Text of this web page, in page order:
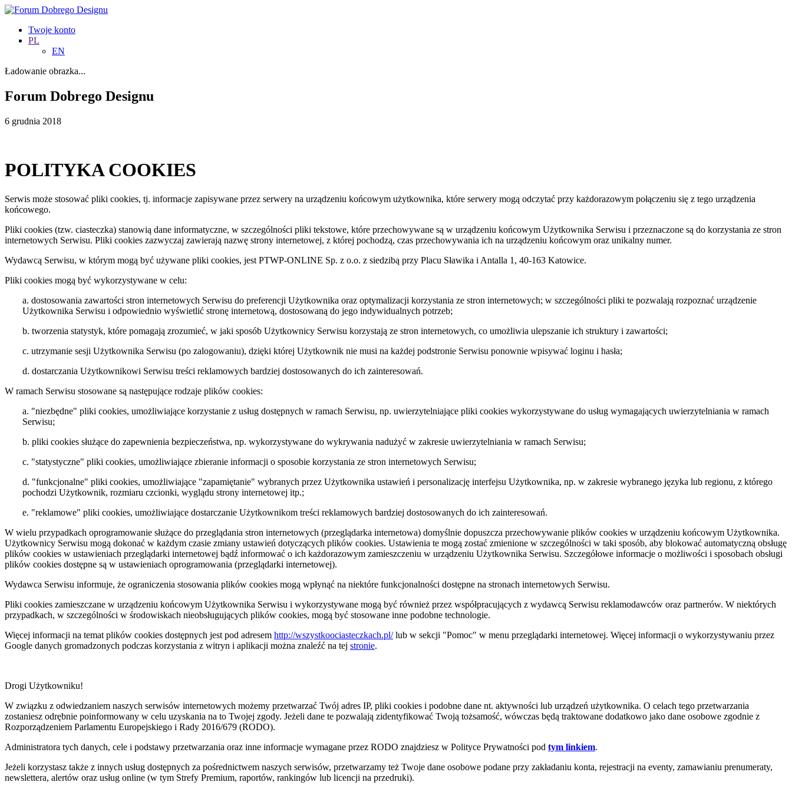
Twoje konto
PL
EN
Ładowanie obrazka...
Forum Dobrego Designu
6 grudnia 2018
POLITYKA COOKIES
Serwis może stosować pliki cookies, tj. informacje zapisywane przez serwery na urządzeniu końcowym użytkownika, które serwery mogą odczytać przy każdorazowym połączeniu się z tego urządzenia
końcowego.
Pliki cookies (tzw. ciasteczka) stanowią dane informatyczne, w szczególności pliki tekstowe, które przechowywane są w urządzeniu końcowym Użytkownika Serwisu i przeznaczone są do korzystania ze stron
internetowych Serwisu. Pliki cookies zazwyczaj zawierają nazwę strony internetowej, z której pochodzą, czas przechowywania ich na urządzeniu końcowym oraz unikalny numer.
Wydawcą Serwisu, w którym mogą być używane pliki cookies, jest PTWP-ONLINE Sp. z o.o. z siedzibą przy Placu Sławika i Antalla 1, 40-163 Katowice.
Pliki cookies mogą być wykorzystywane w celu:
a. dostosowania zawartości stron internetowych Serwisu do preferencji Użytkownika oraz optymalizacji korzystania ze stron internetowych; w szczególności pliki te pozwalają rozpoznać urządzenie
Użytkownika Serwisu i odpowiednio wyświetlić stronę internetową, dostosowaną do jego indywidualnych potrzeb;
b. tworzenia statystyk, które pomagają zrozumieć, w jaki sposób Użytkownicy Serwisu korzystają ze stron internetowych, co umożliwia ulepszanie ich struktury i zawartości;
c. utrzymanie sesji Użytkownika Serwisu (po zalogowaniu), dzięki której Użytkownik nie musi na każdej podstronie Serwisu ponownie wpisywać loginu i hasła;
d. dostarczania Użytkownikowi Serwisu treści reklamowych bardziej dostosowanych do ich zainteresowań.
W ramach Serwisu stosowane są następujące rodzaje plików cookies:
a. "niezbędne" pliki cookies, umożliwiające korzystanie z usług dostępnych w ramach Serwisu, np. uwierzytelniające pliki cookies wykorzystywane do usług wymagających uwierzytelniania w ramach
Serwisu;
b. pliki cookies służące do zapewnienia bezpieczeństwa, np. wykorzystywane do wykrywania nadużyć w zakresie uwierzytelniania w ramach Serwisu;
c. "statystyczne" pliki cookies, umożliwiające zbieranie informacji o sposobie korzystania ze stron internetowych Serwisu;
d. "funkcjonalne" pliki cookies, umożliwiające "zapamiętanie" wybranych przez Użytkownika ustawień i personalizację interfejsu Użytkownika, np. w zakresie wybranego języka lub regionu, z którego
pochodzi Użytkownik, rozmiaru czcionki, wyglądu strony internetowej itp.;
e. "reklamowe" pliki cookies, umożliwiające dostarczanie Użytkownikom treści reklamowych bardziej dostosowanych do ich zainteresowań.
W wielu przypadkach oprogramowanie służące do przeglądania stron internetowych (przeglądarka internetowa) domyślnie dopuszcza przechowywanie plików cookies w urządzeniu końcowym Użytkownika.
Użytkownicy Serwisu mogą dokonać w każdym czasie zmiany ustawień dotyczących plików cookies. Ustawienia te mogą zostać zmienione w szczególności w taki sposób, aby blokować automatyczną obsługę
plików cookies w ustawieniach przeglądarki internetowej bądź informować o ich każdorazowym zamieszczeniu w urządzeniu Użytkownika Serwisu. Szczegółowe informacje o możliwości i sposobach obsługi
plików cookies dostępne są w ustawieniach oprogramowania (przeglądarki internetowej).
Wydawca Serwisu informuje, że ograniczenia stosowania plików cookies mogą wpłynąć na niektóre funkcjonalności dostępne na stronach internetowych Serwisu.
Pliki cookies zamieszczane w urządzeniu końcowym Użytkownika Serwisu i wykorzystywane mogą być również przez współpracujących z wydawcą Serwisu reklamodawców oraz partnerów. W niektórych
przypadkach, w szczególności w środowiskach nieobsługujących plików cookies, mogą być stosowane inne podobne technologie.
Więcej informacji na temat plików cookies dostępnych jest pod adresem http://wszystkoociasteczkach.pl/lub w sekcji "Pomoc" w menu przeglądarki internetowej. Więcej informacji o wykorzystywaniu przez
Google danych gromadzonych podczas korzystania z witryn i aplikacji można znaleźć na tej stronie.
Drogi Użytkowniku!
W związku z odwiedzaniem naszych serwisów internetowych możemy przetwarzać Twój adres IP, pliki cookies i podobne dane nt. aktywności lub urządzeń użytkownika. O celach tego przetwarzania
zostaniesz odrębnie poinformowany w celu uzyskania na to Twojej zgody. Jeżeli dane te pozwalają zidentyfikować Twoją tożsamość, wówczas będą traktowane dodatkowo jako dane osobowe zgodnie z
Rozporządzeniem Parlamentu Europejskiego i Rady 2016/679 (RODO).
Administratora tych danych, cele i podstawy przetwarzania oraz inne informacje wymagane przez RODO znajdziesz w Polityce Prywatności pod tym linkiem.
Jeżeli korzystasz także z innych usług dostępnych za pośrednictwem naszych serwisów, przetwarzamy też Twoje dane osobowe podane przy zakładaniu konta, rejestracji na eventy, zamawianiu prenumeraty,
newslettera, alertów oraz usług online (w tym Strefy Premium, raportów, rankingów lub licencji na przedruki).